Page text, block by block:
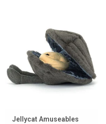
Jellycat Amuseables